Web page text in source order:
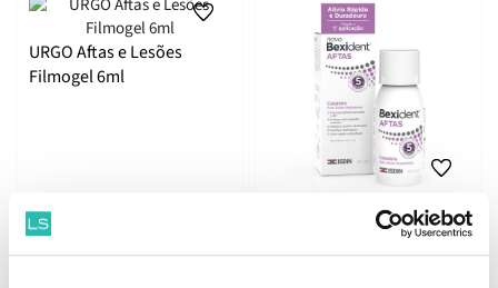
URGO Aftas e Lesões
Filmogel 6ml
ISDIN Bexident Aftas
Colutório 120ml